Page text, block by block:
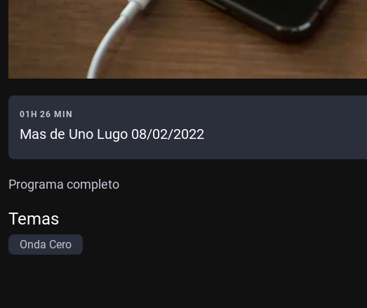
01H 26 MIN
Mas de Uno Lugo 08/02/2022
Programa completo
Temas
Onda Cero